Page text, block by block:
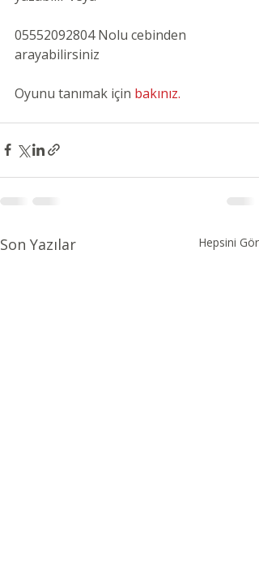
05552092804 Nolu cebinden
arayabilirsiniz
Oyunu tanımak için bakınız.
Son Yazılar Hepsini Gör